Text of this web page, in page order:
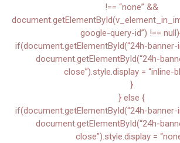
!== “none” &&
google-query-id”) !==
if(document.getElementById(“24h-
document.getElementById(“24h-
close”).style.display = “inline-
}
} else {
if(document.getElementById(“24h-
document.getElementById(“24h-
close”).style.display =